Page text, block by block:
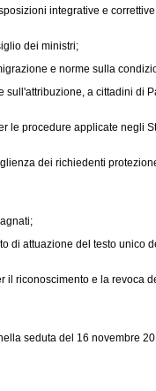
integrative e
dei ministri;
e norme sulla
sull'attribuzione, a cittadini di
le procedure applicate negli
dei richiedenti
di attuazione del testo
riconoscimento e la revoca
seduta del 16 novembre